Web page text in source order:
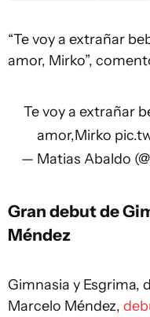
“Te voy a extrañar
amor, Mirko”,
Te voy a extrañar
amor,Mirko
— Matias Abaldo
Gran debut de
Méndez
Gimnasia y Esgrima,
Marcelo Méndez,